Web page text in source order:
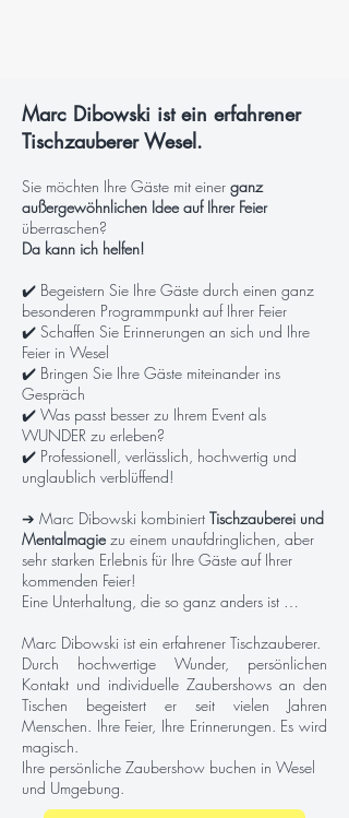
Marc Dibowski ist ein erfahrener
Tischzauberer Wesel.
Sie möchten Ihre Gäste mit einer ganz
außergewöhnlichen Idee auf Ihrer Feier
überraschen?
Da kann ich helfen!
✔️ Begeistern Sie Ihre Gäste durch einen ganz
besonderen Programmpunkt auf Ihrer Feier
✔️ Schaffen Sie Erinnerungen an sich und Ihre
Feier in Wesel
✔️ Bringen Sie Ihre Gäste miteinander ins
Gespräch
✔️ Was passt besser zu Ihrem Event als
WUNDER zu erleben?
✔️ Professionell, verlässlich, hochwertig und
unglaublich verblüffend!
➔ Marc Dibowski kombiniert Tischzauberei und
Mentalmagiezu einem unaufdringlichen, aber
sehr starken Erlebnis für Ihre Gäste auf Ihrer
kommenden Feier!
Eine Unterhaltung, die so ganz anders ist …
Marc Dibowski ist ein erfahrener Tischzauberer.
Durch hochwertige Wunder, persönlichen
Kontakt und individuelle Zaubershows an den
Tischen begeistert er seit vielen Jahren
Menschen. Ihre Feier, Ihre Erinnerungen. Es wird
magisch.
Ihre persönliche Zaubershow buchen in Wesel
und Umgebung.